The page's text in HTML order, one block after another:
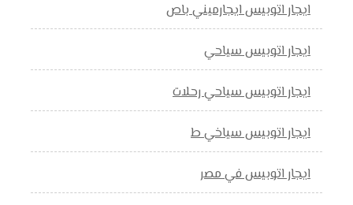
ايجار اتوبيس ايجارميني باص
ايجار اتوبيس سياحي
ايجار اتوبيس سياحي رحلات
ايجار اتوبيس سياخي ط
ايجار اتوبيس في مصر